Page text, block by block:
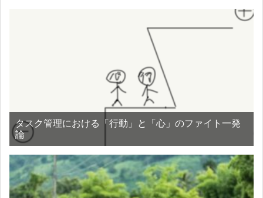
タスク管理における「行動」と「心」のファイト一発
論